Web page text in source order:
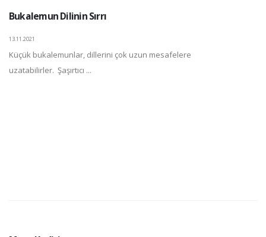
Bukalemun Dilinin Sırrı
13.11.2021
Küçük bukalemunlar, dillerini çok uzun mesafelere
uzatabilirler. Şaşırtıcı ...